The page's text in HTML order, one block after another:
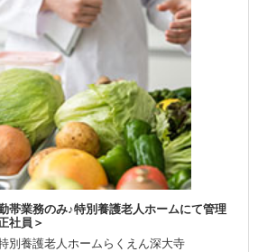
帯業務のみ♪特別養護老人ホームにて管理
社員＞
養護老人ホームらくえん深大寺